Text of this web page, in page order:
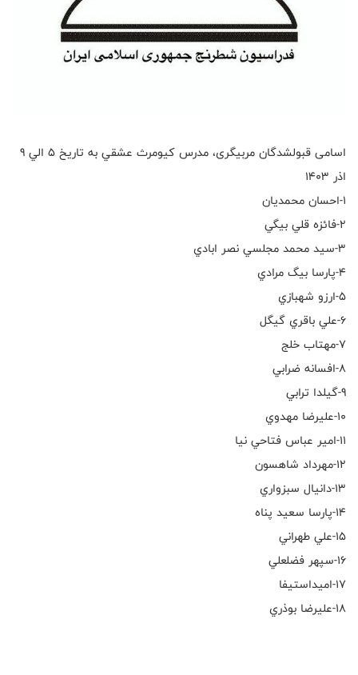
اسامی قبولشدگان مربیگری، مدرس كيومرث عشقي به تاريخ ٥ الي ٩
اذر ١٤٠٣
١-احسان محمديان
٢-فائزه قلي بيگي
٣-سيد محمد مجلسي نصر ابادي
٤-پارسا بيگ مرادي
٥-ارزو شهبازي
٦-علي باقري گيگل
٧-مهتاب خلج
٨-افسانه ضرابي
٩-گيلدا ترابي
١٠-عليرضا مهدوي
١١-امير عباس فتاحي نيا
١٢-مهرداد شاهسون
١٣-دانيال سبزواري
١٤-پارسا سعيد پناه
١٥-علي طهراني
١٦-سپهر فضلعلي
١٧-اميداستيفا
١٨-عليرضا بوذري